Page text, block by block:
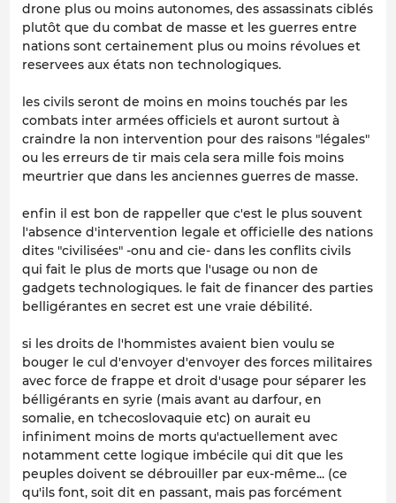
drone plus ou moins autonomes, des assassinats ciblés
plutôt que du combat de masse et les guerres entre
nations sont certainement plus ou moins révolues et
reservees aux états non technologiques.
les civils seront de moins en moins touchés par les
combats inter armées officiels et auront surtout à
craindre la non intervention pour des raisons "légales"
ou les erreurs de tir mais cela sera mille fois moins
meurtrier que dans les anciennes guerres de masse.
enfin il est bon de rappeller que c'est le plus souvent
l'absence d'intervention legale et officielle des nations
dites "civilisées" -onu and cie- dans les conflits civils
qui fait le plus de morts que l'usage ou non de
gadgets technologiques. le fait de financer des parties
belligérantes en secret est une vraie débilité.
si les droits de l'hommistes avaient bien voulu se
bouger le cul d'envoyer d'envoyer des forces militaires
avec force de frappe et droit d'usage pour séparer les
bélligérants en syrie (mais avant au darfour, en
somalie, en tchecoslovaquie etc) on aurait eu
infiniment moins de morts qu'actuellement avec
notamment cette logique imbécile qui dit que les
peuples doivent se débrouiller par eux-même... (ce
qu'ils font, soit dit en passant, mais pas forcément